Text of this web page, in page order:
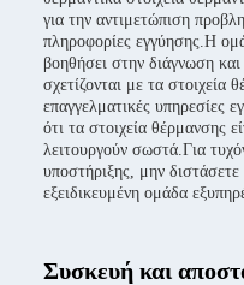
για την αντιμετώπιση
πληροφορίες εγγύησης.Η
βοηθήσει στην διάγνωση
σχετίζονται με τα
επαγγελματικές υπηρεσίες
ότι τα στοιχεία θέρμανσης
λειτουργούν σωστά.Για
υποστήριξης, μην
εξειδικευμένη ομάδα
Συσκευή και